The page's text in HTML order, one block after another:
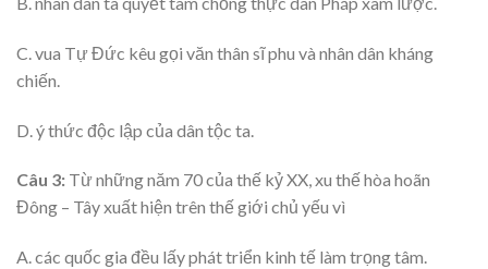
C. vua Tự Đức kêu gọi văn thân sĩ phu và nhân dân kháng
chiến.
D. ý thức độc lập của dân tộc ta.
Câu 3: Từ những năm 70 của thế kỷ XX, xu thế hòa hoãn
Đông – Tây xuất hiện trên thế giới chủ yếu vì
A. các quốc gia đều lấy phát triển kinh tế làm trọng tâm.